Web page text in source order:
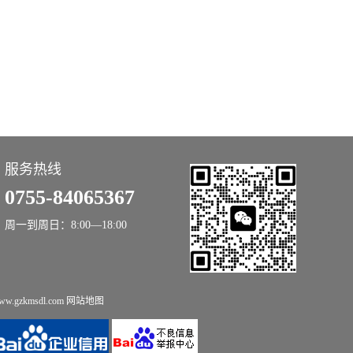
服务热线
0755-84065367
周一到周日：8:00—18:00
网站地图